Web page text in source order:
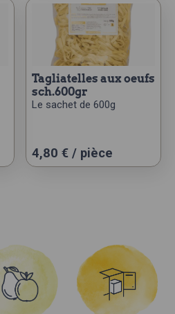
tagliatelles aux oeufs
sch.600gr
Le sachet de 600g
4,80 € / pièce